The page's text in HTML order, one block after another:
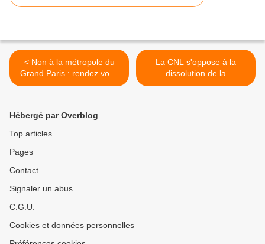
< Non à la métropole du
Grand Paris : rendez vous
vendredi 18 Juillet 18H30
municipal
La CNL s'oppose à la
dissolution de la
communauté
Hébergé par Overblog
Top articles
Pages
Contact
Signaler un abus
C.G.U.
Cookies et données personnelles